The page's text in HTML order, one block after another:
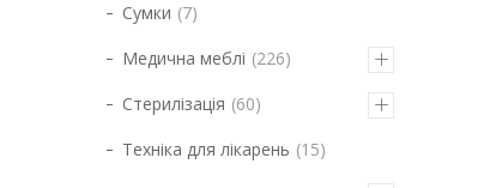
Сумки 7
Медична меблі 226
Стерилізація 60
Техніка для лікарень 15